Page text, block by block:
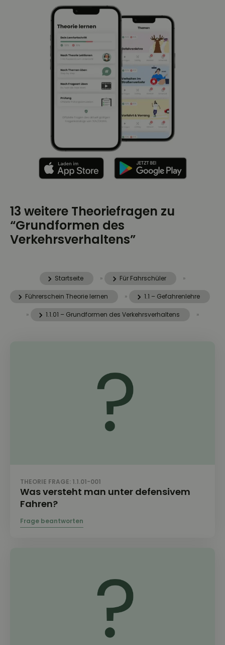
13 weitere Theoriefragen zu
“Grundformen des
Verkehrsverhaltens”
Startseite » Für Fahrschüler »
Führerschein Theorie lernen » 1.1 – Gefahrenlehre
» 1.1.01 – Grundformen des Verkehrsverhaltens »
THEORIE FRAGE: 1.1.01-001
Was versteht man unter defensivem
Fahren?